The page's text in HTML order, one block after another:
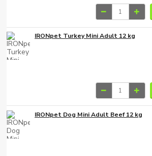
IRONpet Turkey Mini Adult 12 kg
IRONpet Dog Mini Adult Beef 12 kg